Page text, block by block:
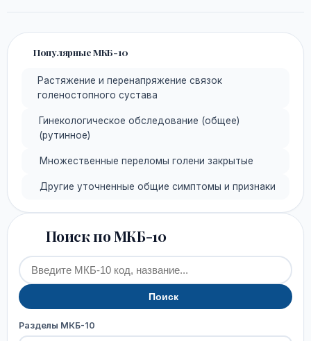
Популярные МКБ-10
Растяжение и перенапряжение связок
голеностопного сустава
Гинекологическое обследование (общее)
(рутинное)
Множественные переломы голени закрытые
Другие уточненные общие симптомы и признаки
Поиск по МКБ-10
Поиск
Разделы МКБ-10